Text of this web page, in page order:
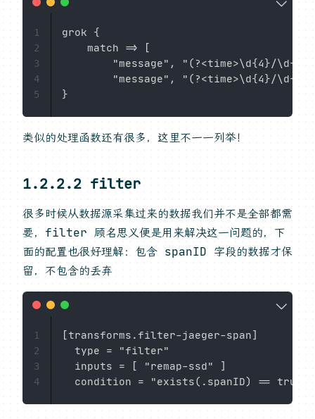
grok {
    match => [
"message", "(?<time>\d{4}/
"message", "(?<time>\d{4}/
1
2
3
4
5
类似的处理函数还有很多，这里不一一列举！
1.2.2.2 filter
很多时候从数据源采集过来的数据我们并不是全部都需
要，filter 顾名思义便是用来解决这一问题的，下
面的配置也很好理解：包含 spanID 字段的数据才保
留，不包含的丢弃
[transforms.filter-jaeger-span]
  type = "filter"
  inputs = [ "remap-ssd" ]
1
2
3
4